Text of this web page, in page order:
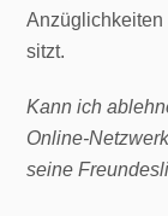
Anzüglichkeiten
sitzt.
Kann ich
Online-
seine